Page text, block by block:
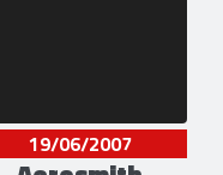
19/06/2007